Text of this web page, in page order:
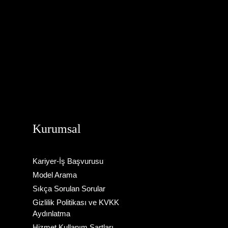
Kurumsal
Kariyer-İş Başvurusu
Model Arama
Sıkça Sorulan Sorular
Gizlilik Politikası ve KVKK
Aydınlatma